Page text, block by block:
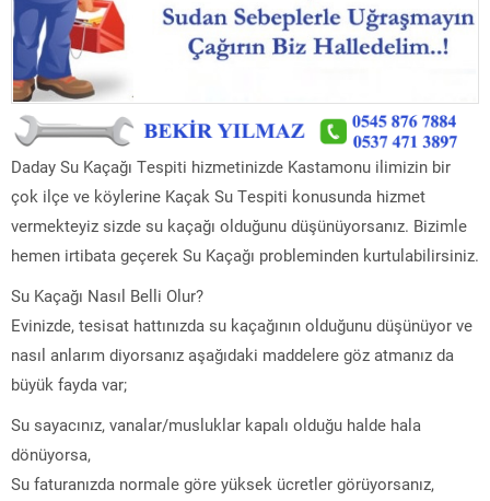
Daday Su Kaçağı Tespiti hizmetinizde Kastamonu ilimizin bir
çok ilçe ve köylerine Kaçak Su Tespiti konusunda hizmet
vermekteyiz sizde su kaçağı olduğunu düşünüyorsanız. Bizimle
hemen irtibata geçerek Su Kaçağı probleminden kurtulabilirsiniz.
Su Kaçağı Nasıl Belli Olur?
Evinizde, tesisat hattınızda su kaçağının olduğunu düşünüyor ve
nasıl anlarım diyorsanız aşağıdaki maddelere göz atmanız da
büyük fayda var;
Su sayacınız, vanalar/musluklar kapalı olduğu halde hala
dönüyorsa,
Su faturanızda normale göre yüksek ücretler görüyorsanız,